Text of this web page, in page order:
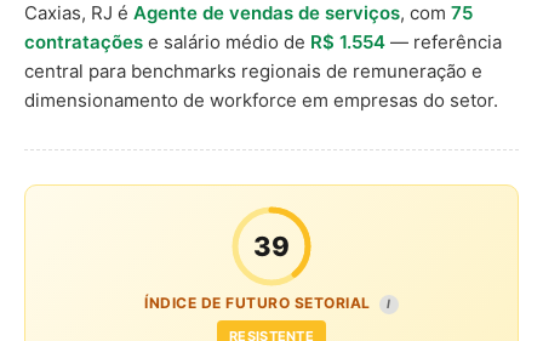
Caxias, RJ é Agente de vendas de serviços, com 75
contratações e salário médio de R$ 1.554 — referência
central para benchmarks regionais de remuneração e
dimensionamento de workforce em empresas do setor.
39
ÍNDICE DE FUTURO SETORIAL I
RESISTENTE